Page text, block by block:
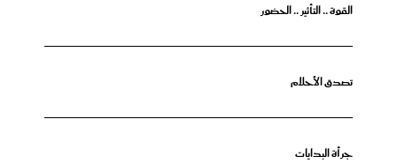
القوة .. التأثير .. الحضور
تصدق الأحلام
جرأة البدايات